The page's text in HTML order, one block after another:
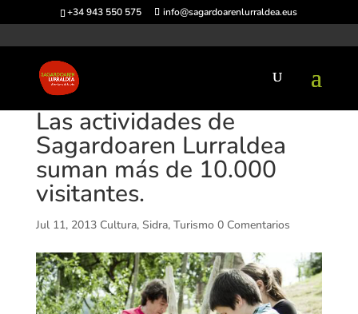
+34 943 550 575 info@sagardoarenlurraldea.eus
Las actividades de
Sagardoaren Lurraldea
suman más de 10.000
visitantes.
Jul 11, 2013 Cultura, Sidra, Turismo 0 Comentarios